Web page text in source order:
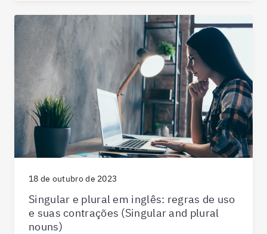
18 de outubro de 2023
Singular e plural em inglês: regras de uso
e suas contrações (Singular and plural
nouns)